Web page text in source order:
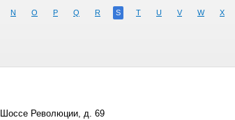
N O P Q R S T U V W X
Шоссе Революции, д. 69